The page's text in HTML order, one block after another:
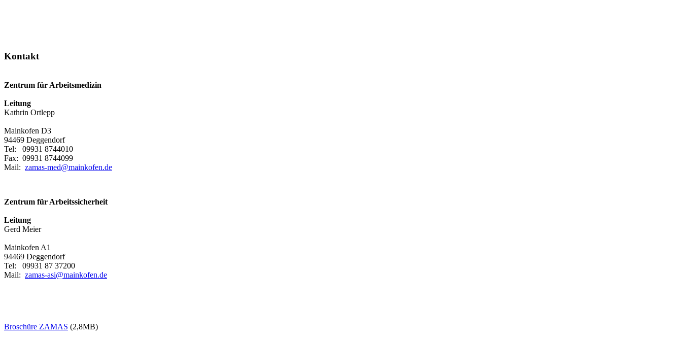
Kontakt
Zentrum für Arbeitsmedizin
Leitung
Kathrin Ortlepp
Mainkofen D3
94469 Deggendorf
Tel: 09931 8744010
Fax: 09931 8744099
Mail: zamas-med@mainkofen.de
Zentrum für Arbeitssicherheit
Leitung
Gerd Meier
Mainkofen A1
94469 Deggendorf
Tel: 09931 87 37200
Mail: zamas-asi@mainkofen.de
Broschüre ZAMAS (2,8MB)